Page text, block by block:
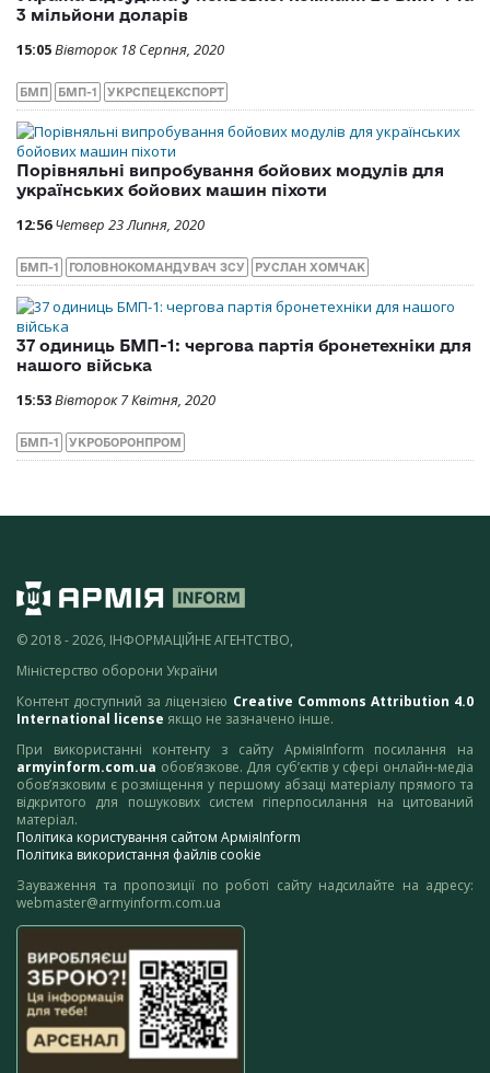
3 мільйони доларів
15:05Вівторок 18 Серпня, 2020
БМП БМП-1 УКРСПЕЦЕКСПОРТ
Порівняльні випробування бойових модулів для
українських бойових машин піхоти
12:56 Четвер 23 Липня, 2020
БМП-1 ГОЛОВНОКОМАНДУВАЧ ЗСУ РУСЛАН ХОМЧАК
37 одиниць БМП-1: чергова партія бронетехніки для
нашого війська
15:53Вівторок 7 Квітня, 2020
БМП-1 УКРОБОРОНПРОМ
© 2018 - 2026, ІНФОРМАЦІЙНЕ АГЕНТСТВО,
Міністерство оборони України
Контент доступний за ліцензією Creative Commons Attribution 4.0
International license якщо не зазначено інше.
При використанні контенту з сайту АрміяInform посилання на
armyinform.com.ua обов’язкове. Для суб’єктів у сфері онлайн-медіа
обов’язковим є розміщення у першому абзаці матеріалу прямого та
відкритого для пошукових систем гіперпосилання на цитований
матеріал.
Політика користування сайтом АрміяInform
Політика використання файлів cookie
Зауваження та пропозиції по роботі сайту надсилайте на адресу:
webmaster@armyinform.com.ua